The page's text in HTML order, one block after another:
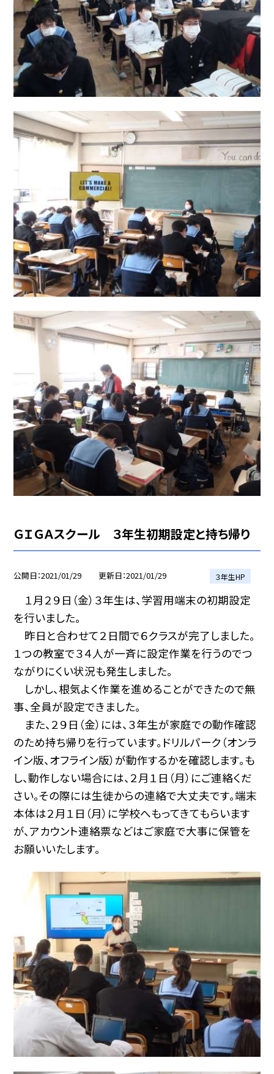
ＧＩＧＡスクール ３年生初期設定と持ち帰り
公開日 2021/01/29 更新日 2021/01/29 ３年生HP
１月２９日（金）３年生は、学習用端末の初期設定
を行いました。
昨日と合わせて２日間で６クラスが完了しました。
１つの教室で３４人が一斉に設定作業を行うのでつ
ながりにくい状況も発生しました。
しかし、根気よく作業を進めることができたので無
事、全員が設定できました。
また、２９日（金）には、３年生が家庭での動作確認
のため持ち帰りを行っています。ドリルパーク（オンラ
イン版、オフライン版）が動作するかを確認します。も
し、動作しない場合には、２月１日（月）にご連絡くだ
さい。その際には生徒からの連絡で大丈夫です。端末
本体は２月１日（月）に学校へもってきてもらいます
が、アカウント連絡票などはご家庭で大事に保管を
お願いいたします。